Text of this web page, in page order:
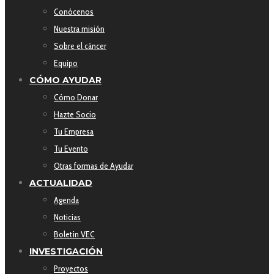
Conócenos
Nuestra misión
Sobre el cáncer
Equipo
CÓMO AYUDAR
Cómo Donar
Hazte Socio
Tu Empresa
Tu Evento
Otras formas de Ayudar
ACTUALIDAD
Agenda
Noticias
Boletín VEC
INVESTIGACIÓN
Proyectos